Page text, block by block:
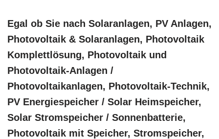
Egal ob Sie nach Solaranlagen, PV Anlagen,
Photovoltaik & Solaranlagen, Photovoltaik
Komplettlösung, Photovoltaik und
Photovoltaik-Anlagen /
Photovoltaikanlagen, Photovoltaik-Technik,
PV Energiespeicher / Solar Heimspeicher,
Solar Stromspeicher / Sonnenbatterie,
Photovoltaik mit Speicher, Stromspeicher,